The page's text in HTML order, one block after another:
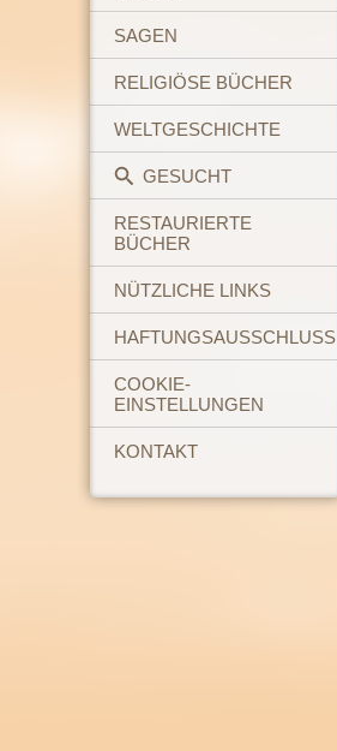
SAGEN
RELIGIÖSE BÜCHER
WELTGESCHICHTE
GESUCHT
RESTAURIERTE
BÜCHER
NÜTZLICHE LINKS
HAFTUNGSAUSSCHLUSS
COOKIE-
EINSTELLUNGEN
KONTAKT